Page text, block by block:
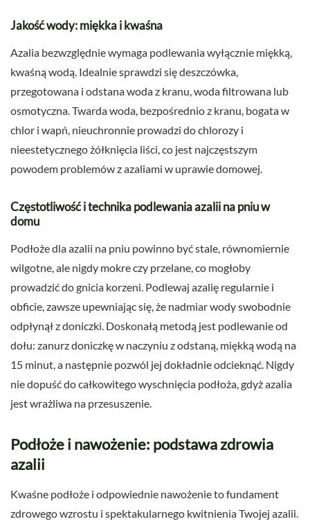
Jakość wody: miękka i kwaśna
Azalia bezwzględnie wymaga podlewania wyłącznie miękką,
kwaśną wodą. Idealnie sprawdzi się deszczówka,
przegotowana i odstana woda z kranu, woda filtrowana lub
osmotyczna. Twarda woda, bezpośrednio z kranu, bogata w
chlor i wapń, nieuchronnie prowadzi do chlorozy i
nieestetycznego żółknięcia liści, co jest najczęstszym
powodem problemów z azaliami w uprawie domowej.
Częstotliwość i technika podlewania azalii na pniu w
domu
Podłoże dla azalii na pniu powinno być stale, równomiernie
wilgotne, ale nigdy mokre czy przelane, co mogłoby
prowadzić do gnicia korzeni. Podlewaj azalię regularnie i
obficie, zawsze upewniając się, że nadmiar wody swobodnie
odpłynął z doniczki. Doskonałą metodą jest podlewanie od
dołu: zanurz doniczkę w naczyniu z odstaną, miękką wodą na
15 minut, a następnie pozwól jej dokładnie odcieknąć. Nigdy
nie dopuść do całkowitego wyschnięcia podłoża, gdyż azalia
jest wrażliwa na przesuszenie.
Podłoże i nawożenie: podstawa zdrowia
azalii
Kwaśne podłoże i odpowiednie nawożenie to fundament
zdrowego wzrostu i spektakularnego kwitnienia Twojej azalii.